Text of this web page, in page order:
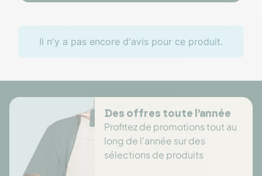
Il n'y a pas encore d'avis pour ce produit.
Des offres toute l’année
Profitez de promotions tout au
long de l'année sur des
sélections de produits